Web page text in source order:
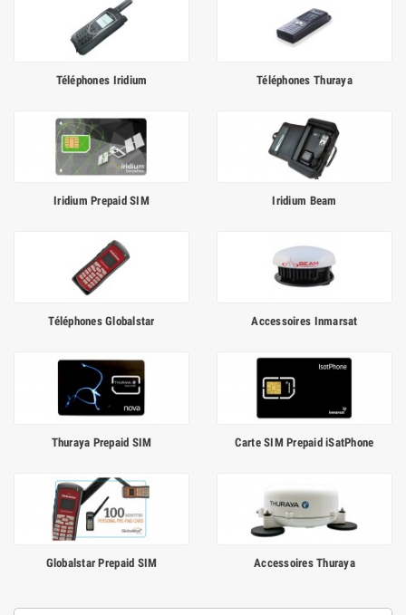
Téléphones Iridium Téléphones Thuraya
Iridium Prepaid SIM Iridium Beam
Téléphones Globalstar Accessoires Inmarsat
Thuraya Prepaid SIM Carte SIM Prepaid iSatPhone
Globalstar Prepaid SIM Accessoires Thuraya